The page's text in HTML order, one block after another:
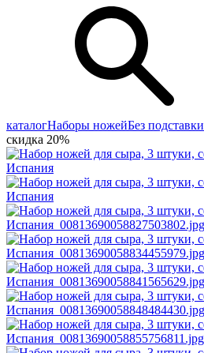
каталогНаборы ножейБез подставки
скидка 20%